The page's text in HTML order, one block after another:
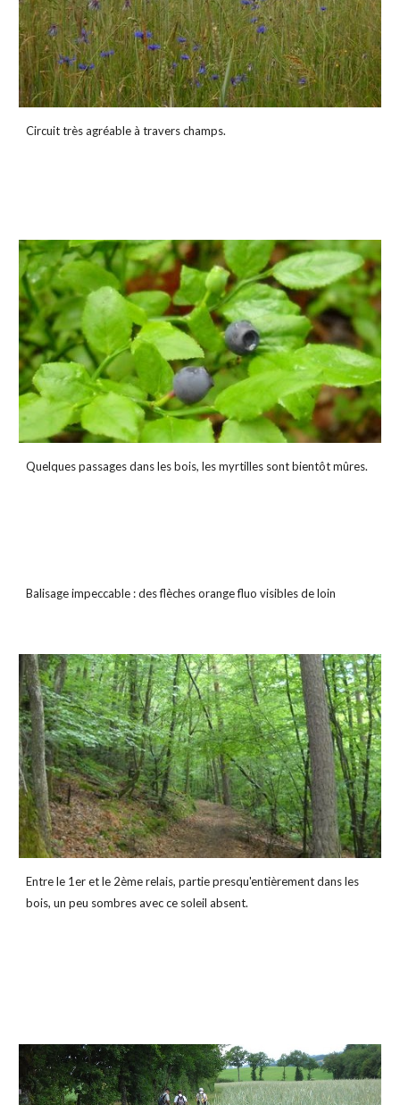
Circuit très agréable à travers champs.
Quelques passages dans les bois, les myrtilles sont bientôt mûres.
Balisage impeccable : des flèches orange fluo visibles de loin
Entre le 1er et le 2ème relais, partie presqu'entièrement dans les
bois, un peu sombres avec ce soleil absent.